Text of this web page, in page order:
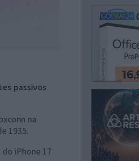
passivos
na
1935.
iPhone 17